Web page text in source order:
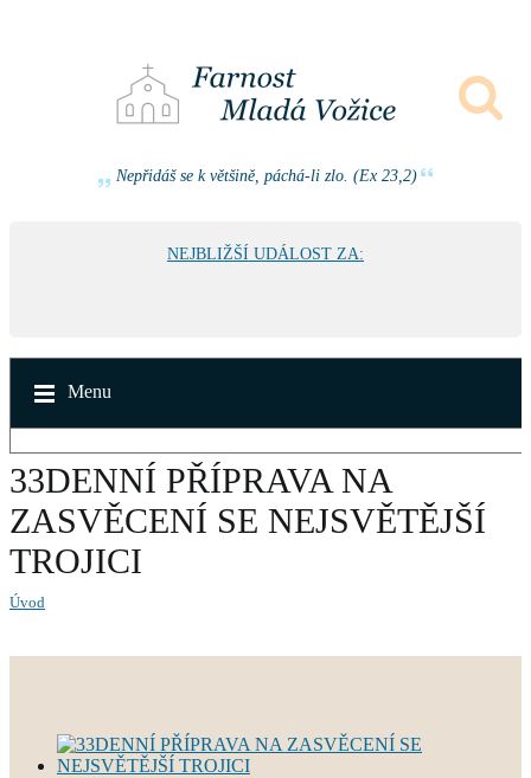
Nepřidáš se k většině, páchá-li zlo. (Ex 23,2)
NEJBLIŽŠÍ UDÁLOST ZA:
Menu
33DENNÍ PŘÍPRAVA NA
ZASVĚCENÍ SE NEJSVĚTĚJŠÍ
TROJICI
Úvod